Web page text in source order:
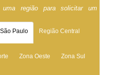
uma região para solicitar um
Paulo Região Central
Zona Oeste Zona Sul